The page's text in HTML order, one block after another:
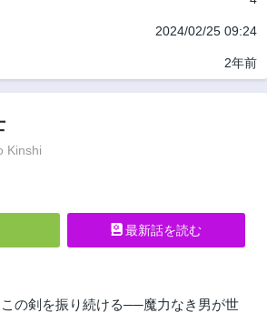
2024/02/25 09:24
2年前
Kinshi
最新話を読む
の剣を振り続ける──魔力なき男が世